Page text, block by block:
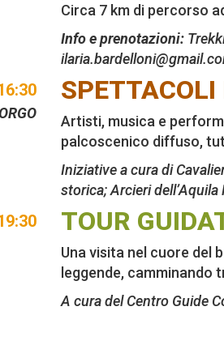
Circa 7 km di percorso
Info e prenotazioni:
SPETTACOLI
Artisti, musica e
palcoscenico diffuso,
Iniziative a cura di
storica; Arcieri dell’Aquila
TOUR
Una visita nel cuore del
leggende, camminando
A cura del Centro Guide